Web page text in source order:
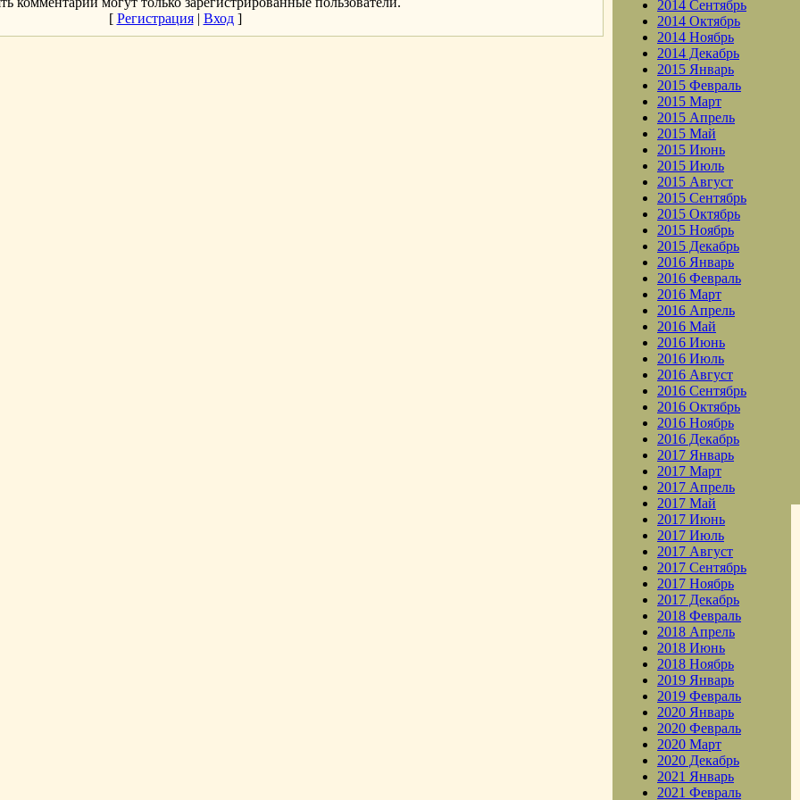
[ Регистрация| Вход]
2014 Сентябрь
2014 Октябрь
2014 Ноябрь
2014 Декабрь
2015 Январь
2015 Февраль
2015 Март
2015 Апрель
2015 Май
2015 Июнь
2015 Июль
2015 Август
2015 Сентябрь
2015 Октябрь
2015 Ноябрь
2015 Декабрь
2016 Январь
2016 Февраль
2016 Март
2016 Апрель
2016 Май
2016 Июнь
2016 Июль
2016 Август
2016 Сентябрь
2016 Октябрь
2016 Ноябрь
2016 Декабрь
2017 Январь
2017 Март
2017 Апрель
2017 Май
2017 Июнь
2017 Июль
2017 Август
2017 Сентябрь
2017 Ноябрь
2017 Декабрь
2018 Февраль
2018 Апрель
2018 Июнь
2018 Ноябрь
2019 Январь
2019 Февраль
2020 Январь
2020 Февраль
2020 Март
2020 Декабрь
2021 Январь
2021 Февраль